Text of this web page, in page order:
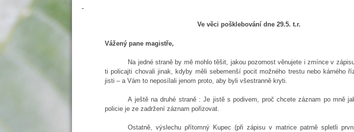
Ve věci pošklebování dne 29.5. t.r.
Vážený pane magistře,
Na jedné straně by mě mohlo těšit, jakou pozornost věnujete i zmínce v
ti policajti chovali jinak, kdyby měli sebemenší pocit možného trestu nebo kárného
jisti – a Vám to neposílali jenom proto, aby byli všestranně kryti.
A ještě na druhé straně : Je jistě s podivem, proč chcete záznam po mně
policie je ze zadržení záznam pořizovat.
Ostatně, výslechu přítomný Kupec (při zápisu v matrice patrně spletli